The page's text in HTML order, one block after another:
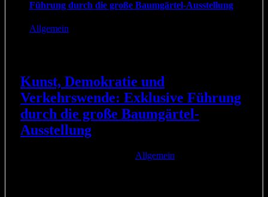
Führung durch die große Baumgärtel-Ausstellung
Allgemein
Kunst, Demokratie und
Verkehrswende: Exklusive Führung
durch die große Baumgärtel-
Ausstellung
Allgemein